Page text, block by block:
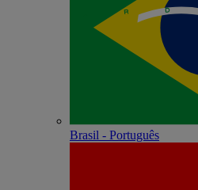
Brasil - Português